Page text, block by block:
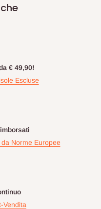
€ 49,90!
Escluse
Norme Europee
Vendita